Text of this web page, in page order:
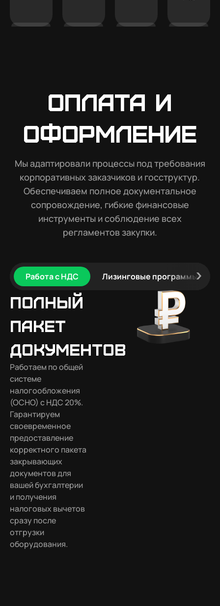
Оплата и
оформление
Мы адаптировали процессы под требования
корпоративных заказчиков и госструктур.
Обеспечиваем полное документальное
сопровождение, гибкие финансовые
инструменты и соблюдение всех
регламентов закупки.
Работа с НДС Лизинговые программы
Полный
пакет
документов
Работаем по общей
системе
налогообложения
(ОСНО) с НДС 20%.
Гарантируем
своевременное
предоставление
корректного пакета
закрывающих
документов для
вашей бухгалтерии
и получения
налоговых вычетов
сразу после
отгрузки
оборудования.